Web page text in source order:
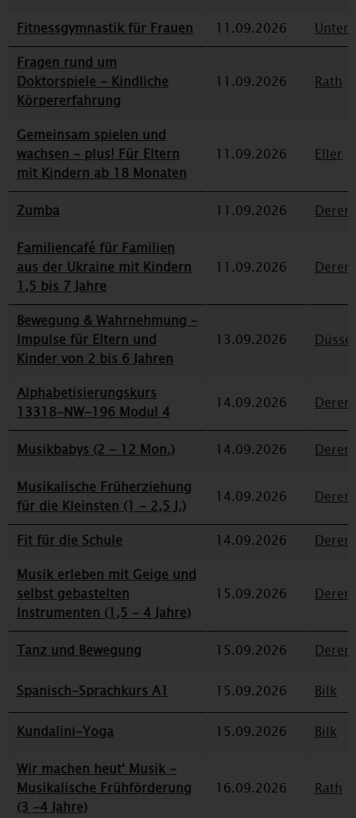
Fitnessgymnastik für Frauen
11.09.2026
Fragen rund um
Doktorspiele - Kindliche
Körpererfahrung
11.09.2026 Rath
Gemeinsam spielen und
wachsen - plus! Für Eltern
mit Kindern ab 18 Monaten
11.09.2026 Eller
Zumba 11.09.2026
Familiencafé für Familien
aus der Ukraine mit Kindern
1,5 bis 7 Jahre
11.09.2026
Bewegung & Wahrnehmung –
Impulse für Eltern und
Kinder von 2 bis 6 Jahren
13.09.2026
Alphabetisierungskurs
13318-NW-196 Modul 4
14.09.2026
Musikbabys (2 - 12 Mon.) 14.09.2026
Musikalische Früherziehung
für die Kleinsten (1 - 2,5 J.)
14.09.2026
Fit für die Schule 14.09.2026
Musik erleben mit Geige und
selbst gebastelten
Instrumenten (1,5 - 4 Jahre)
15.09.2026
Tanz und Bewegung 15.09.2026
Spanisch-Sprachkurs A1 15.09.2026 Bilk
Kundalini-Yoga 15.09.2026
Bilk
Wir machen heut' Musik -
Musikalische Frühförderung
(3 -4 Jahre)
16.09.2026 Rath